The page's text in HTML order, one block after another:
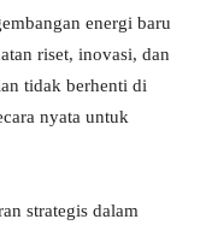
energi baru
riset, inovasi, dan
tidak berhenti di
nyata untuk
strategis dalam